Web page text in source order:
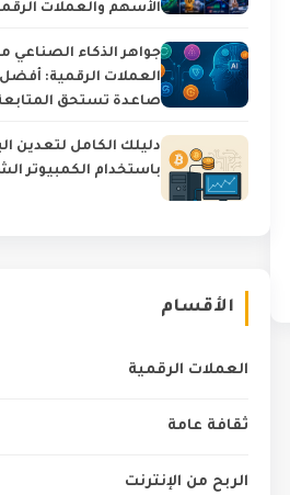
الأسهم والعملات
جواهر الذكاء الصناعي
صاعدة تستحق المتابعة في
دليلك الكامل لتعدين
باستخدام الكمبيوتر
الأقسام
العملات الرقمية
ثقافة عامة
الربح من الإنترنت